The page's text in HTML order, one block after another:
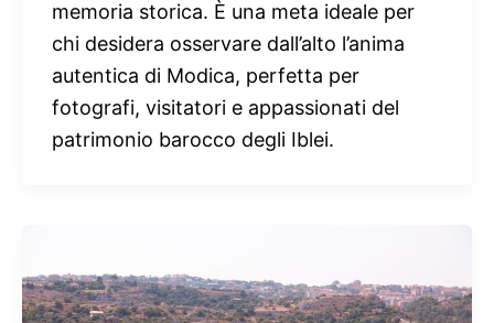
memoria storica. È una meta ideale per
chi desidera osservare dall’alto l’anima
autentica di Modica, perfetta per
fotografi, visitatori e appassionati del
patrimonio barocco degli Iblei.